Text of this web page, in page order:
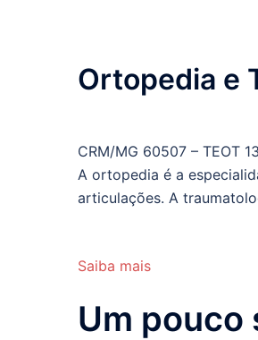
Ortopedia e
CRM/MG 60507 – TEOT
A ortopedia é a
articulações. A
Saiba mais
Um pouco